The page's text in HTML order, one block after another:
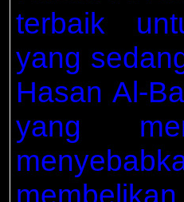
terbaik
yang
Hasan Al-
yang